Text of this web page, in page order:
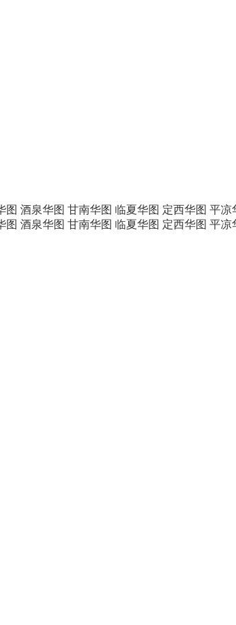
图 酒泉华图 甘南华图 临夏华图 定西华图 平凉
图 酒泉华图 甘南华图 临夏华图 定西华图 平凉